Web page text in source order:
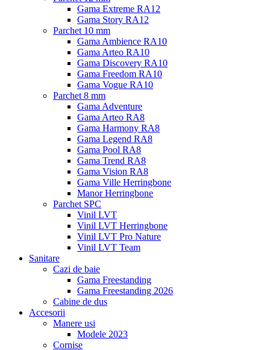
Gama Extreme RA12
Gama Story RA12
Parchet 10 mm
Gama Ambience RA10
Gama Arteo RA10
Gama Discovery RA10
Gama Freedom RA10
Gama Vogue RA10
Parchet 8 mm
Gama Adventure
Gama Arteo RA8
Gama Harmony RA8
Gama Legend RA8
Gama Pool RA8
Gama Trend RA8
Gama Vision RA8
Gama Ville Herringbone
Manor Herringbone
Parchet SPC
Vinil LVT
Vinil LVT Herringbone
Vinil LVT Pro Nature
Vinil LVT Team
Sanitare
Cazi de baie
Gama Freestanding
Gama Freestanding 2026
Cabine de dus
Accesorii
Manere usi
Modele 2023
Cornise